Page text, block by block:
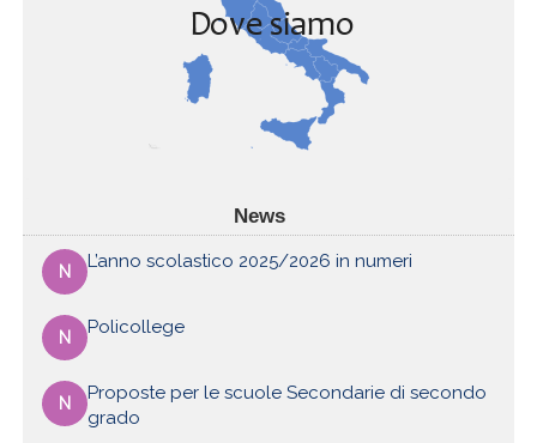
News
N L’anno scolastico 2025/2026 in numeri
N Policollege
N
Proposte per le scuole Secondarie di secondo
grado